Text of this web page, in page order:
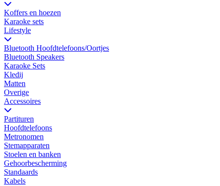
Koffers en hoezen
Karaoke sets
Lifestyle
Bluetooth Hoofdtelefoons/Oortjes
Bluetooth Speakers
Karaoke Sets
Kledij
Matten
Overige
Accessoires
Partituren
Hoofdtelefoons
Metronomen
Stemapparaten
Stoelen en banken
Gehoorbescherming
Standaards
Kabels